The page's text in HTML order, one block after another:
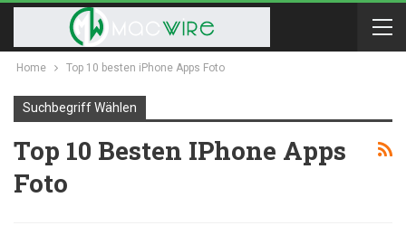
Home Top 10 besten iPhone Apps Foto
Suchbegriff Wählen
Top 10 Besten IPhone Apps
Foto